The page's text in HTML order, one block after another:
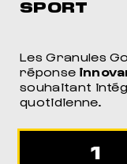
SPORT
Les Granules
réponse
souhaitant
quotidienne.
1